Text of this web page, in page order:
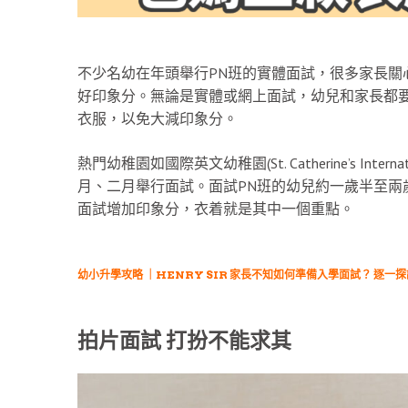
不少名幼在年頭舉行PN班的實體面試，很多家長
好印象分。無論是實體或網上面試，幼兒和家長
衣服，以免大減印象分。
熱門幼稚園如國際英文幼稚園(St. Catherine’s
月、二月舉行面試。面試PN班的幼兒約一歲半至
面試增加印象分，衣着就是其中一個重點。
幼小升學攻略 ｜HENRY SIR 家長不知如何準備入學面試？ 逐一
拍片面試 打扮不能求其